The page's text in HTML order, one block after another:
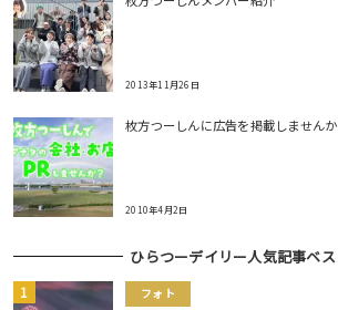
2013年11月26日
枚方つーしんに広告を掲載しません
2010年4月2日
ひらつーデイリー人気記事ベ
フォト